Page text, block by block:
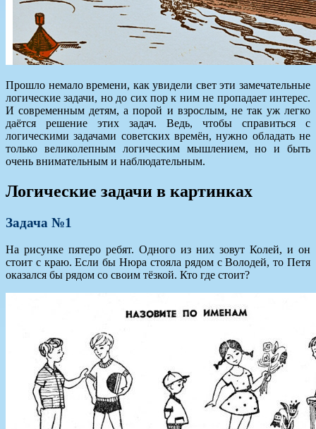
Прошло немало времени, как увидели свет эти замечательные
логические задачи, но до сих пор к ним не пропадает интерес.
И современным детям, а порой и взрослым, не так уж легко
даётся решение этих задач. Ведь, чтобы справиться с
логическими задачами советских времён, нужно обладать не
только великолепным логическим мышлением, но и быть
очень внимательным и наблюдательным.
Логические задачи в картинках
Задача №1
На рисунке пятеро ребят. Одного из них зовут Колей, и он
стоит с краю. Если бы Нюра стояла рядом с Володей, то Петя
оказался бы рядом со своим тёзкой. Кто где стоит?